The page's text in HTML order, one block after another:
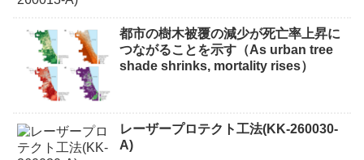
都市の樹木被覆の減少が死亡率上昇に
つながることを示す（As urban tree
shade shrinks, mortality rises）
レーザープロテクト⼯法(KK-260030-
A)